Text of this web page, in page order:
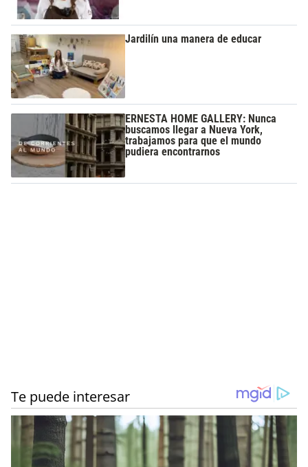
Jardilín una manera de educar
ERNESTA HOME GALLERY: Nunca
buscamos llegar a Nueva York,
trabajamos para que el mundo
pudiera encontrarnos